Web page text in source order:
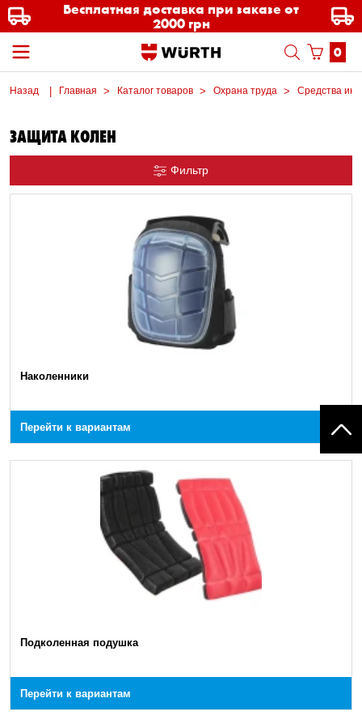
Бесплатная доставка при заказе от
2000 грн
0
Назад Главная Каталог товаров Охрана труда Средства
ЗАЩИТА КОЛЕН
Фильтр
Наколенники
Перейти к вариантам
Подколенная подушка
Перейти к вариантам